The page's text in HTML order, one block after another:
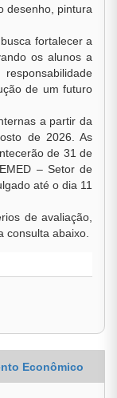
desenho, pintura
fortalecer a
os alunos a
de um futuro
a partir da
de 2026. As
de 31 de
– Setor de
até o dia 11
de avaliação,
consulta abaixo.
Econômico